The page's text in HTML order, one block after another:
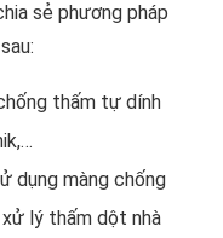
sẻ phương pháp
thấm tự dính
dụng màng chống
lý thấm dột nhà